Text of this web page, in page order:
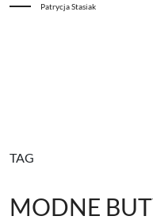
Patrycja Stasiak
TAG
MODNE